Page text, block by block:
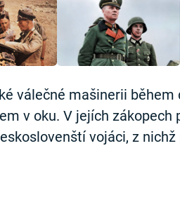
válečné mašinerii během
v oku. V jejích zákopech
vojáci, z